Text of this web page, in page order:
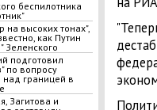
беспилотника
на высоких тонах",
как Путин
Зеленского
подготовил
по вопросу
над границей в
Загитова и